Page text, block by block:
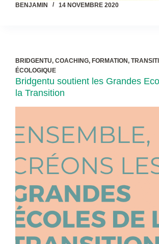
BENJAMIN 14 NOVEMBRE 2020
BRIDGENTU, COACHING, FORMATION,
ÉCOLOGIQUE
Bridgentu soutient les Grandes
la Transition